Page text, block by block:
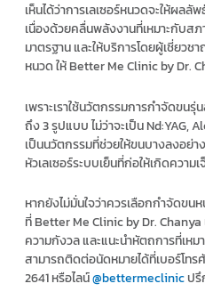
เห็นได้ว่าการเลเซอร์หนวดจะให้ผลลั
เนื่องด้วยคลื่นพลังงานที่เหมาะกับส
มาตรฐาน และให้บริการโดยผู้เชี่ยว
หนวดให้ Better Me Clinic by Dr.
เพราะเราใช้นวัตกรรมการกำจัดขน
ถึง 3 รูปแบบ ไม่ว่าจะเป็น Nd:YAG,
เป็นนวัตกรรมที่ช่วยให้ขนบางลงอย่
หัวเลเซอร์ระบบเย็นที่ก่อให้เกิดความ
หากยังไม่มั่นใจว่าควรเลือกกำจัดขน
ที่ Better Me Clinic by Dr.
ความกังวล และแนะนำหัตถการที่เห
สามารถติดต่อนัดหมายได้ที่เบอร์โท
2641 หรือไลน์@bettermeclinicปรึ